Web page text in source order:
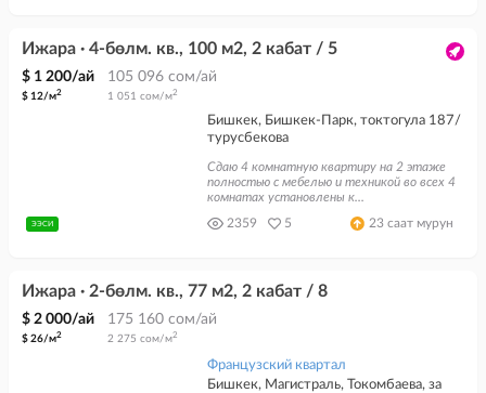
Ижара · 4-бөлм. кв., 100 м2, 2 кабат / 5
$ 1 200/ай 105 096 сом/ай
$ 12/м2 1 051 сом/м2
ЭЭСИ
Бишкек, Бишкек-Парк, токтогула 187/
турусбекова
Сдаю 4 комнатную квартиру на 2 этаже
полностью с мебелью и техникой во всех 4
комнатах установлены к...
2359
5 23 саат мурун
Ижара · 2-бөлм. кв., 77 м2, 2 кабат / 8
$ 2 000/ай 175 160 сом/ай
$ 26/м2 2 275 сом/м2
Французский квартал
Бишкек, Магистраль, Токомбаева, за